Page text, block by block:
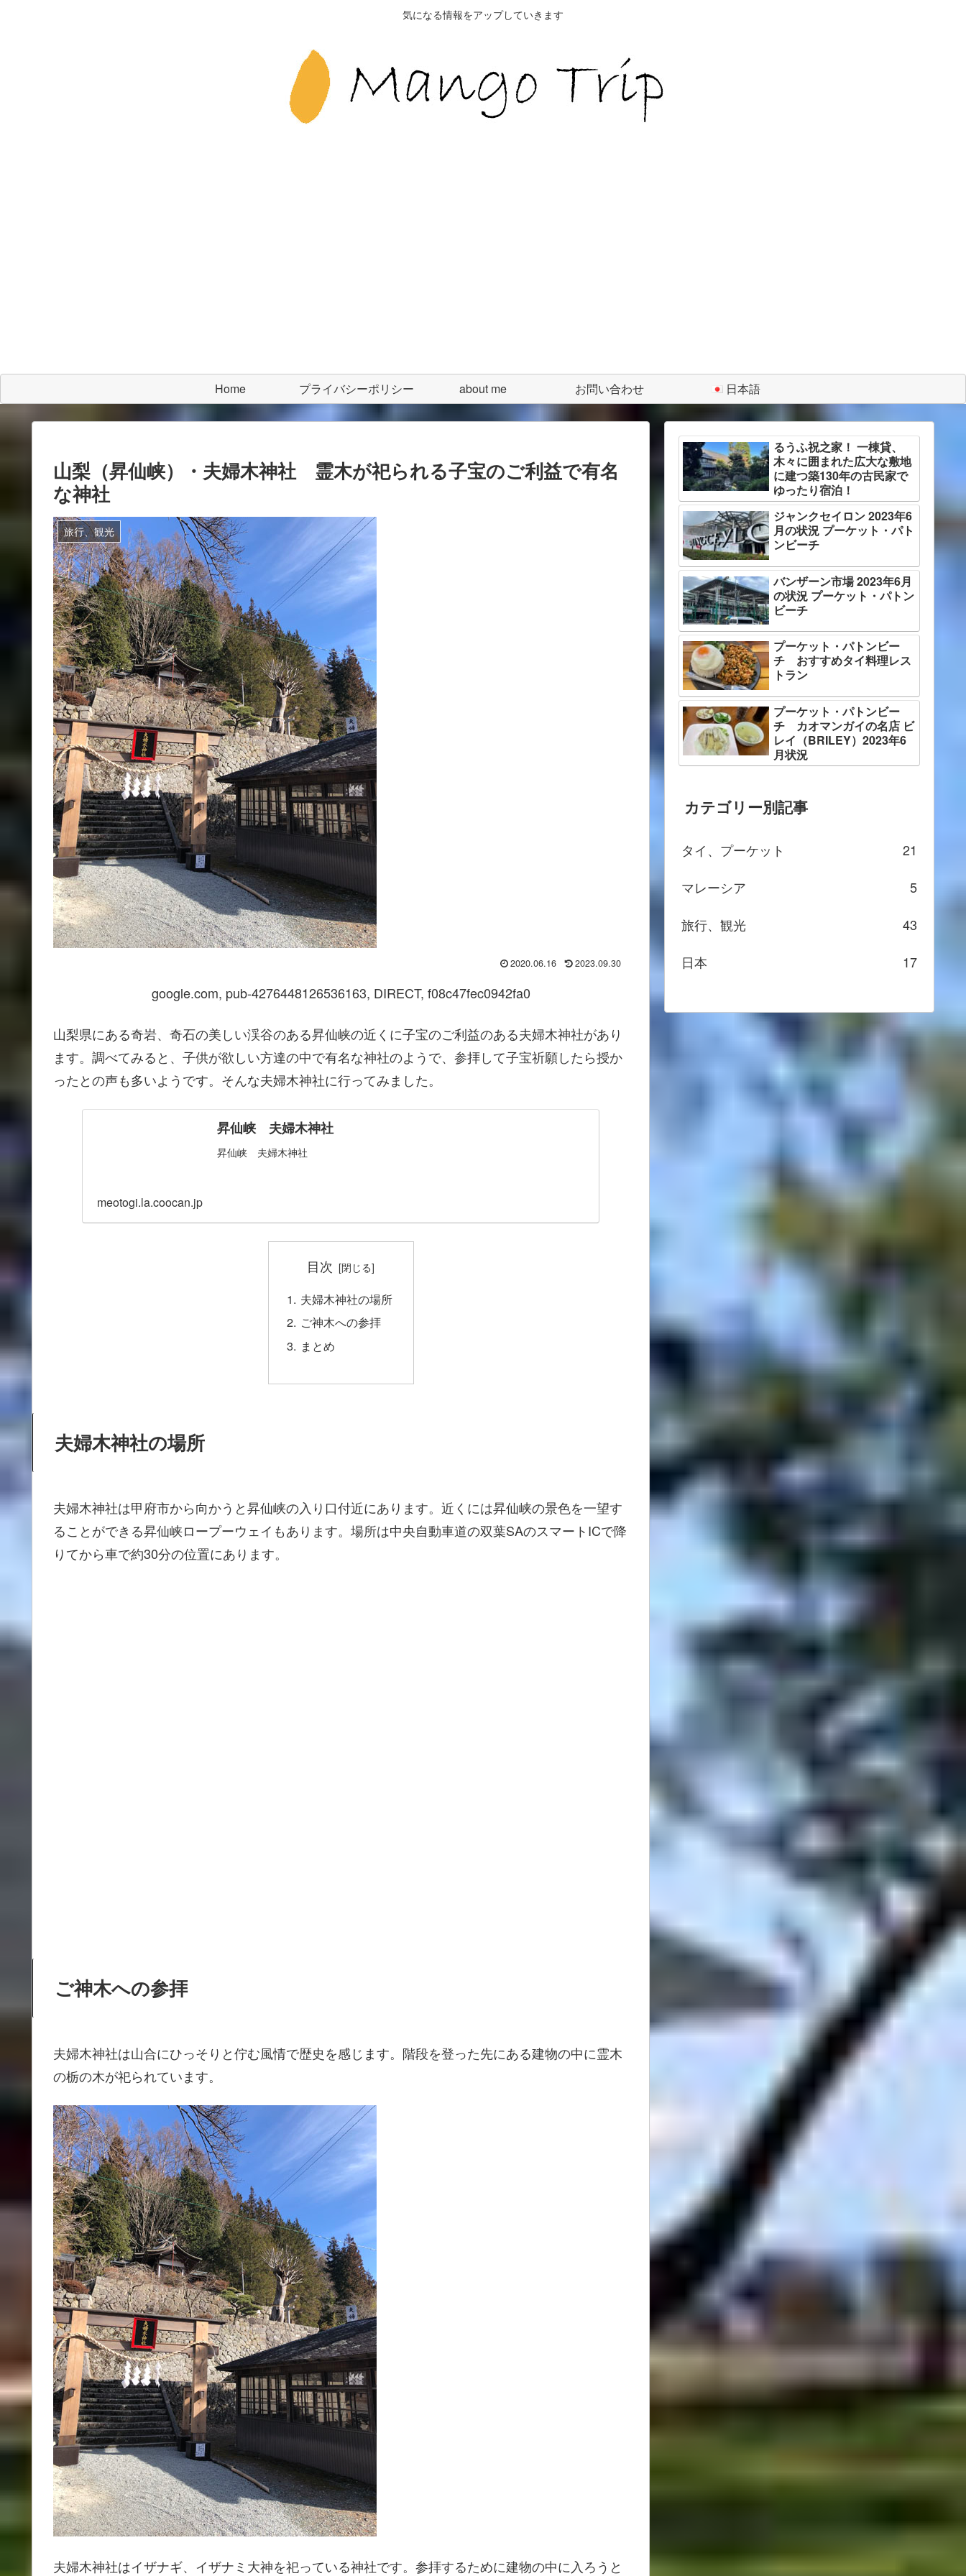
気になる情報をアップしていきます
Home プライバシーポリシー about me お問い合わせ 日本語
山梨（昇仙峡）・夫婦木神社 霊木が祀られる子宝のご利益で有名
な神社
旅行、観光
2020.06.16 2023.09.30
google.com, pub-4276448126536163, DIRECT, f08c47fec0942fa0
山梨県にある奇岩、奇石の美しい渓谷のある昇仙峡の近くに子宝のご利益のある夫婦木神社があり
ます。調べてみると、子供が欲しい方達の中で有名な神社のようで、参拝して子宝祈願したら授か
ったとの声も多いようです。そんな夫婦木神社に行ってみました。
昇仙峡 夫婦木神社
昇仙峡 夫婦木神社
meotogi.la.coocan.jp
目次
夫婦木神社の場所
ご神木への参拝
まとめ
夫婦木神社の場所
夫婦木神社は甲府市から向かうと昇仙峡の入り口付近にあります。近くには昇仙峡の景色を一望す
ることができる昇仙峡ロープーウェイもあります。場所は中央自動車道の双葉SAのスマートICで降
りてから車で約30分の位置にあります。
ご神木への参拝
夫婦木神社は山合にひっそりと佇む風情で歴史を感じます。階段を登った先にある建物の中に霊木
の栃の木が祀られています。
夫婦木神社はイザナギ、イザナミ大神を祀っている神社です。参拝するために建物の中に入ろうと
るうふ祝之家！ 一棟貸、
木々に囲まれた広大な敷地
に建つ築130年の古民家で
ゆったり宿泊！
ジャンクセイロン 2023年6
月の状況 プーケット・パト
ンビーチ
バンザーン市場 2023年6月
の状況 プーケット・パトン
ビーチ
プーケット・パトンビー
チ おすすめタイ料理レス
トラン
プーケット・パトンビー
チ カオマンガイの名店 ビ
レイ（BRILEY）2023年6
月状況
カテゴリー別記事
タイ、プーケット
21
マレーシア
5
旅行、観光
43
日本
17